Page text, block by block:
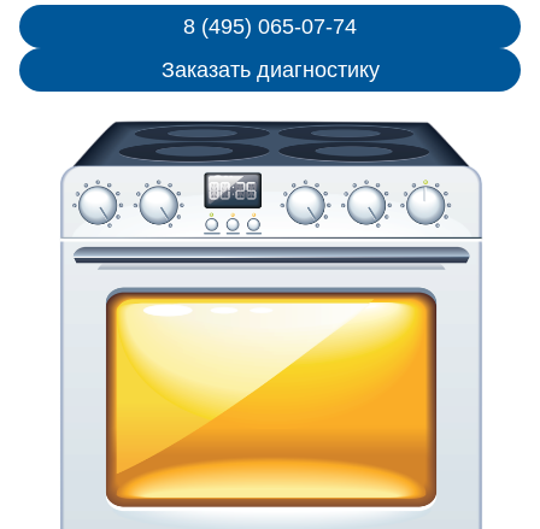
8 (495) 065-07-74
Заказать диагностику